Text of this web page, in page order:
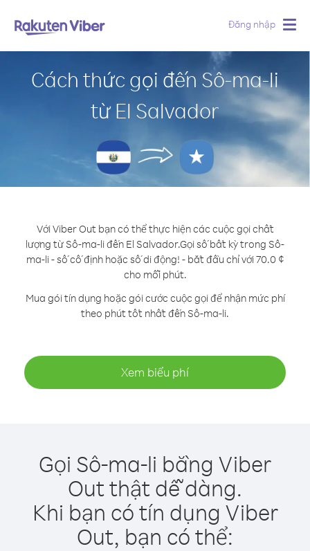
Đăng nhập
Cách thức gọi đến Sô-ma-li
từ El Salvador
Với Viber Out bạn có thể thực hiện các cuộc gọi chất
lượng từ Sô-ma-li đến El Salvador.Gọi số bất kỳ trong Sô-
ma-li - số cố định hoặc số di động! - bắt đầu chỉ với 70.0 ¢
cho mỗi phút.
Mua gói tín dụng hoặc gói cước cuộc gọi để nhận mức phí
theo phút tốt nhất đến Sô-ma-li.
Xem biểu phí
Gọi Sô-ma-li bằng Viber
Out thật dễ dàng.
Khi bạn có tín dụng Viber
Out, bạn có thể: